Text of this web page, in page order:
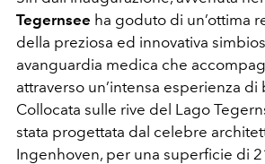
Tegernsee ha goduto di un’ottima
della preziosa ed innovativa
avanguardia medica che
attraverso un’intensa esperienza di
Collocata sulle rive del Lago
stata progettata dal celebre
Ingenhoven, per una superficie di